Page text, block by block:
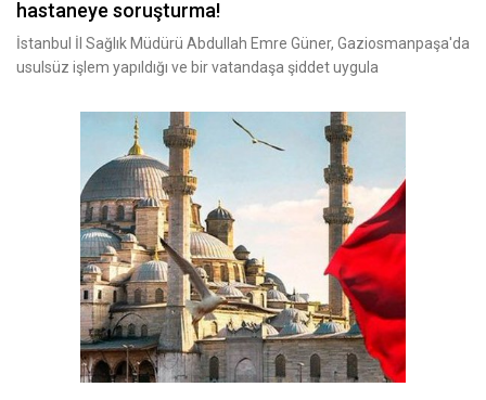
hastaneye soruşturma!
İstanbul İl Sağlık Müdürü Abdullah Emre Güner, Gaziosmanpaşa'da
usulsüz işlem yapıldığı ve bir vatandaşa şiddet uygula